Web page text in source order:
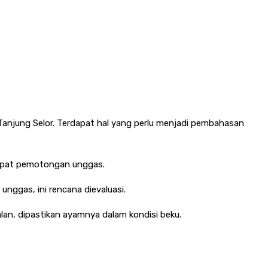
Selor. Terdapat hal yang perlu menjadi pembahasan
pemotongan unggas.
ini rencana dievaluasi.
dipastikan ayamnya dalam kondisi beku.